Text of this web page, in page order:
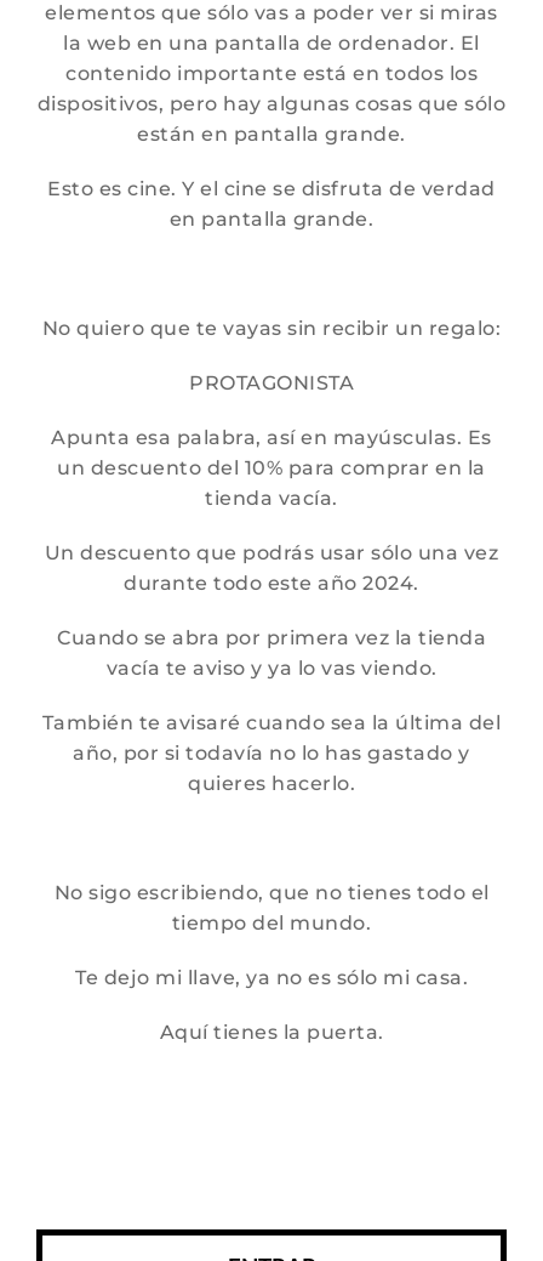
elementos que sólo vas a poder ver si miras
la web en una pantalla de ordenador. El
contenido importante está en todos los
dispositivos, pero hay algunas cosas que sólo
están en pantalla grande.
Esto es cine. Y el cine se disfruta de verdad
en pantalla grande.
No quiero que te vayas sin recibir un regalo:
PROTAGONISTA
Apunta esa palabra, así en mayúsculas. Es
un descuento del 10% para comprar en la
tienda vacía.
Un descuento que podrás usar sólo una vez
durante todo este año 2024.
Cuando se abra por primera vez la tienda
vacía te aviso y ya lo vas viendo.
También te avisaré cuando sea la última del
año, por si todavía no lo has gastado y
quieres hacerlo.
No sigo escribiendo, que no tienes todo el
tiempo del mundo.
Te dejo mi llave, ya no es sólo mi casa.
Aquí tienes la puerta.